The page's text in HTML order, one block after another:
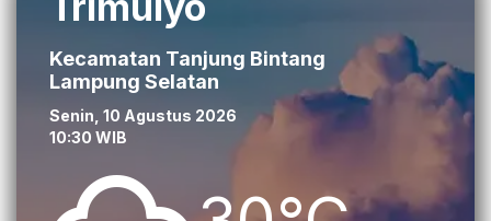
Kecamatan Tanjung Bintang
Lampung Selatan
Senin, 10 Agustus 2026
10:30 WIB